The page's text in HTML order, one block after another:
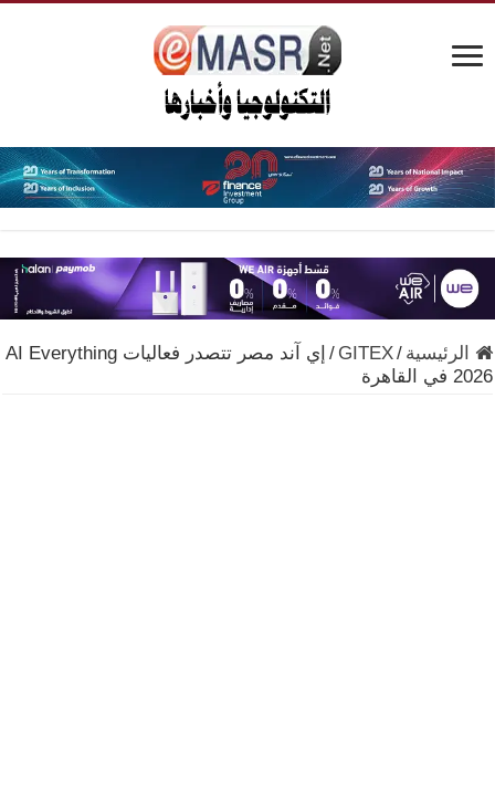
الرئيسية /
GITEX
/
إي آند مصر تتصدر فعاليات AI Everything
2026 في القاهرة